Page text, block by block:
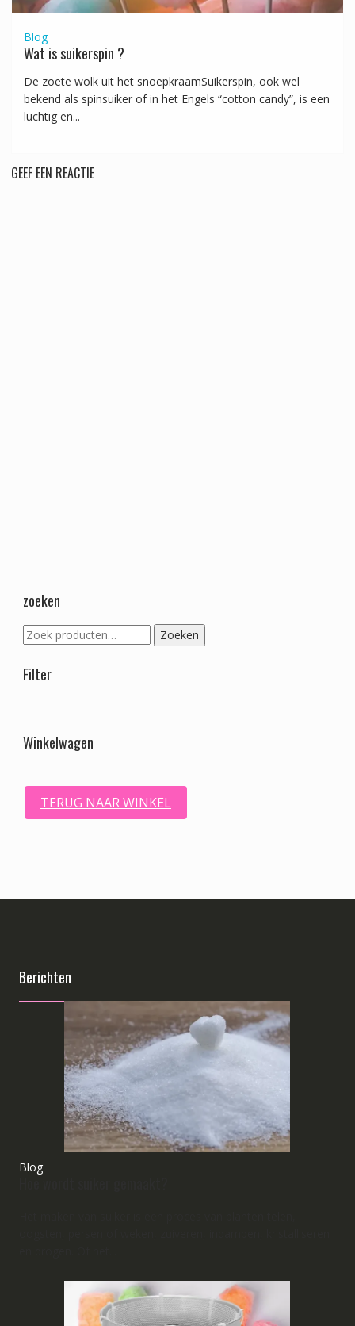
Blog
Wat is suikerspin ?
De zoete wolk uit het snoepkraamSuikerspin, ook wel
bekend als spinsuiker of in het Engels “cotton candy”, is een
luchtig en...
GEEF EEN REACTIE
zoeken
Zoeken
naar:
Zoeken
Filter
Winkelwagen
TERUG NAAR WINKEL
Berichten
Blog